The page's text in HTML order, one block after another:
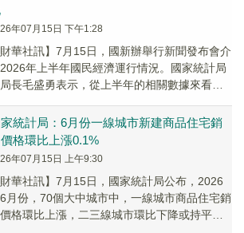
年07月15日 下午1:28
財華社訊】7月15日，國新辦舉行新聞發布會介
年上半年國民經濟運行情況。國家統計局
長毛盛勇表示，從上半年的相關數據來看，
...
統計局：6月份一線城市新建商品住宅銷
格環比上漲0.1%
年07月15日 上午9:30
財華社訊】7月15日，國家統計局公布，2026
月份，70個大中城市中，一線城市商品住宅銷
格環比上漲，二三線城市環比下降或持平，